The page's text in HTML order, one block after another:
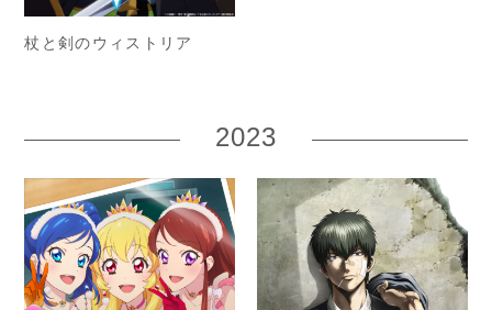
杖と剣のウィストリア
2023